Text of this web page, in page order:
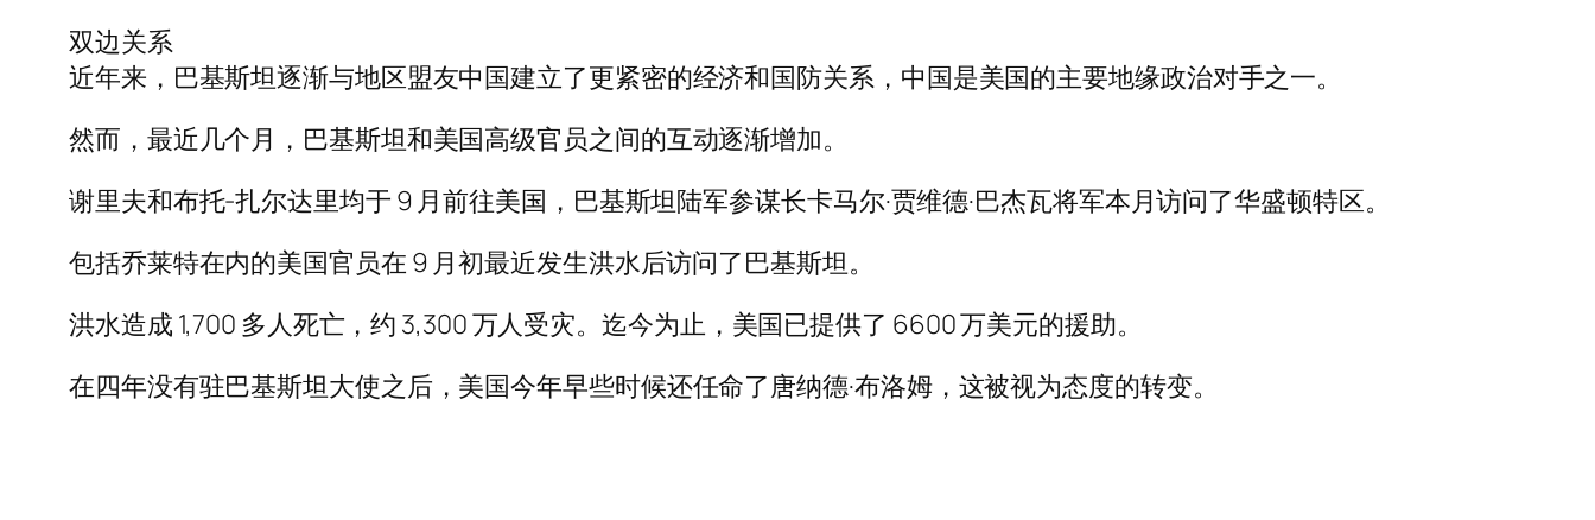
双边关系
近年来，巴基斯坦逐渐与地区盟友中国建立了更紧密的经济和国防关系，中国是美国的主要地缘政治对手之一。
然而，最近几个月，巴基斯坦和美国高级官员之间的互动逐渐增加。
谢里夫和布托-扎尔达里均于 9 月前往美国，巴基斯坦陆军参谋长卡马尔·贾维德·巴杰瓦将军本月访问了华盛顿特区。
包括乔莱特在内的美国官员在 9 月初最近发生洪水后访问了巴基斯坦。
洪水造成 1,700 多人死亡，约 3,300 万人受灾。迄今为止，美国已提供了 6600 万美元的援助。
在四年没有驻巴基斯坦大使之后，美国今年早些时候还任命了唐纳德·布洛姆，这被视为态度的转变。